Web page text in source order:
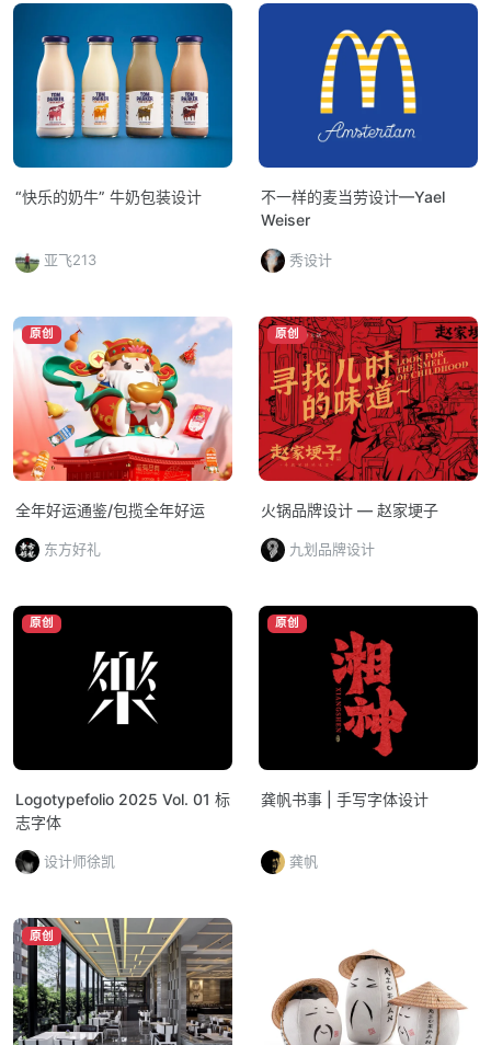
“快乐的奶牛” 牛奶包装设计
亚飞213
不一样的麦当劳设计—Yael
Weiser
秀设计
原创
全年好运通鉴/包揽全年好运
东方好礼
原创
火锅品牌设计 — 赵家埂子
九划品牌设计
原创
Logotypefolio 2025 Vol. 01 标
志字体
设计师徐凯
原创
龚帆书事 | 手写字体设计
龚帆
原创